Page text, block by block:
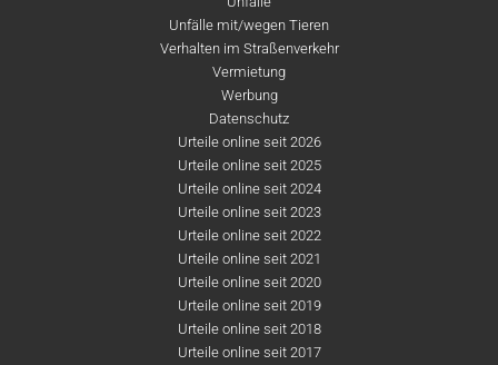
Unfälle mit/wegen Tieren
Verhalten im Straßenverkehr
Vermietung
Werbung
Datenschutz
Urteile online seit 2026
Urteile online seit 2025
Urteile online seit 2024
Urteile online seit 2023
Urteile online seit 2022
Urteile online seit 2021
Urteile online seit 2020
Urteile online seit 2019
Urteile online seit 2018
Urteile online seit 2017